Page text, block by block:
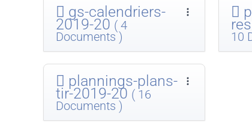
gs-calendriers-
2019-20 ( 4
Documents ) 10
plannings-plans-
tir-2019-20 ( 16
Documents )